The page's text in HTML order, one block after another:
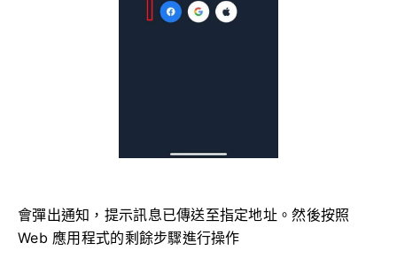
會彈出通知，提示訊息已傳送至指定地址。然後按照
Web 應用程式的剩餘步驟進行操作